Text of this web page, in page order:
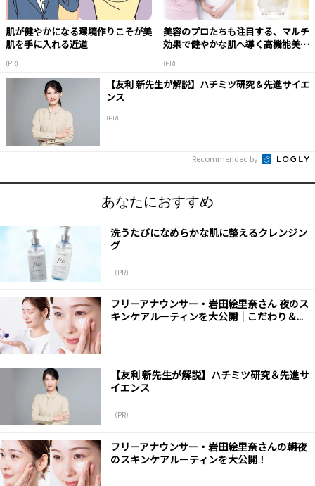
肌が健やかになる環境作りこそが美
肌を手に入れる近道
(PR)
美容のプロたちも注目する、マルチ
効果で健やかな肌へ導く高機能美容
(PR)
【友利 新先生が解説】ハチミツ研究＆先進サイエ
ンス
(PR)
Recommended by
あなたにおすすめ
洗うたびになめらかな肌に整えるクレンジン
グ
（PR）
フリーアナウンサー・岩田絵里奈さん 夜のス
キンケアルーティンを大公開｜こだわり＆...
【友利 新先生が解説】ハチミツ研究＆先進サ
イエンス
（PR）
フリーアナウンサー・岩田絵里奈さんの朝夜
のスキンケアルーティンを大公開！